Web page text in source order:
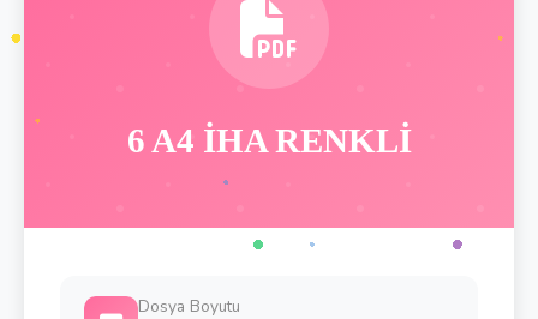
6 A4 İHA RENKLİ
Dosya Boyutu